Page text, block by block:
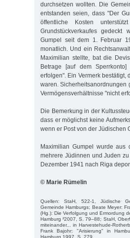
durchsetzen wollten. Die
entstanden seien, dass "Der
öffentliche Kosten
Grundstückverkaufes
Gumpel seit dem 1. Februar
monatlich. Und ein
Maximilian stellte, bat die
Betrage [auf dem
erfolgen". Ein Vermerk bestätigt,
waren. Sicherheitsanordnungen
Vermögensverhältnisse "nicht
Die Bemerkung in der
dass er möglichst keine
wenn er Post von der Jüdischen
Maximilian Gumpel wurde
mehrere Jüdinnen und Juden
Dezember 1941 nach Riga
© Marie Rümelin
Quellen: StaH, 522-1, Jüdische
Gemeinde Hamburgs; Beate Meyer:
(Hg.): Die Verfolgung und Ermordung
Hamburg ²2007, S. 79–88; StaH,
miteinander... in Harvestehude-
Frank Bajohr: "Arisierung" in
Hamburg 1997, S. 279.